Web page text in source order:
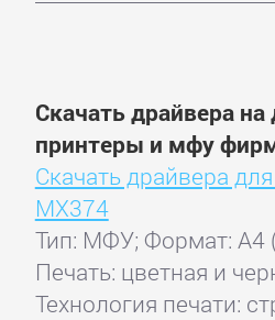
Скачать драйвера на
принтеры и мфу
Скачать драйвера
MX374
Тип: МФУ; Формат: A4
Печать: цветная и
Технология печати: